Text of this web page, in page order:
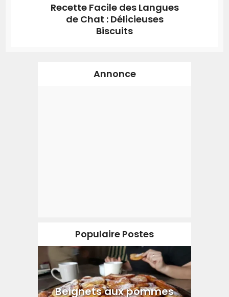
Recette Facile des Langues
de Chat : Délicieuses
Biscuits
Annonce
Populaire Postes
Beignets aux pommes